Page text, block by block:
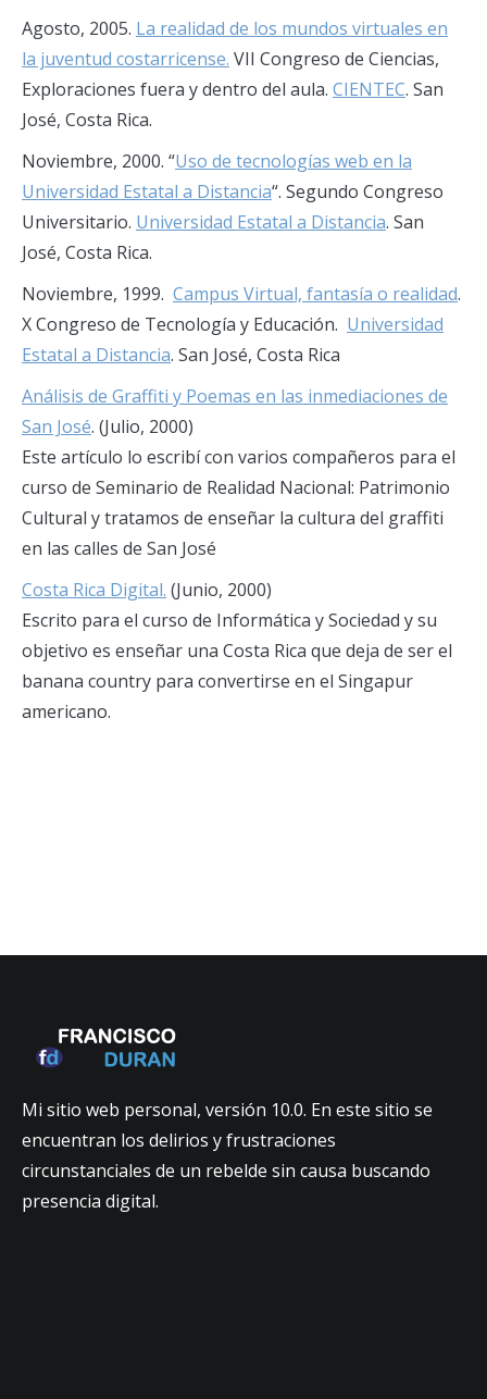
Agosto, 2005. La realidad de los mundos virtuales en
la juventud costarricense. VII Congreso de Ciencias,
Exploraciones fuera y dentro del aula. CIENTEC. San
José, Costa Rica.
Noviembre, 2000. “Uso de tecnologías web en la
Universidad Estatal a Distancia“. Segundo Congreso
Universitario. Universidad Estatal a Distancia. San
José, Costa Rica.
Noviembre, 1999. Campus Virtual, fantasía o realidad.
X Congreso de Tecnología y Educación. Universidad
Estatal a Distancia. San José, Costa Rica
Análisis de Graffiti y Poemas en las inmediaciones de
San José. (Julio, 2000)
Este artículo lo escribí con varios compañeros para el
curso de Seminario de Realidad Nacional: Patrimonio
Cultural y tratamos de enseñar la cultura del graffiti
en las calles de San José
Costa Rica Digital. (Junio, 2000)
Escrito para el curso de Informática y Sociedad y su
objetivo es enseñar una Costa Rica que deja de ser el
banana country para convertirse en el Singapur
americano.
Mi sitio web personal, versión 10.0. En este sitio se
encuentran los delirios y frustraciones
circunstanciales de un rebelde sin causa buscando
presencia digital.